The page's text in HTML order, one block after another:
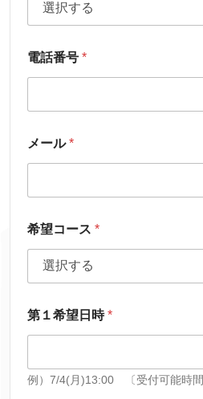
電話番号 *
メール*
希望コース *
第１希望日時*
例）7/4(月)13:00 〔受付可能時間